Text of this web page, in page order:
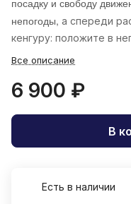
посадку и свободу
непогоды, а спереди
кенгуру: положите в
необходимости.
Все описание
6 900 ₽
В
Есть в наличии